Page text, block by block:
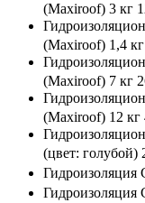
(Maxiroof) 3 кг
(Maxiroof) 1,4 кг
(Maxiroof) 7 кг
(Maxiroof) 12 кг
(цвет: голубой)
Гидроизоляция
Гидроизоляция